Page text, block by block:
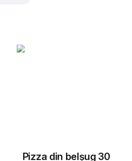
Pizza din belșug 30